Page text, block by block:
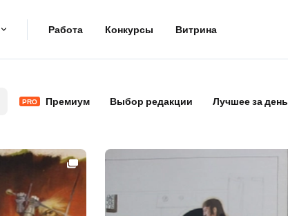
Работа Конкурсы Витрина
PRO Премиум Выбор редакции Лучшее за день